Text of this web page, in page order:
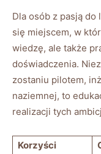
Dla osób z pasją
się miejscem, w
wiedzę, ale także
doświadczenia.
zostaniu pilotem,
naziemnej, to
realizacji tych
Korzyści